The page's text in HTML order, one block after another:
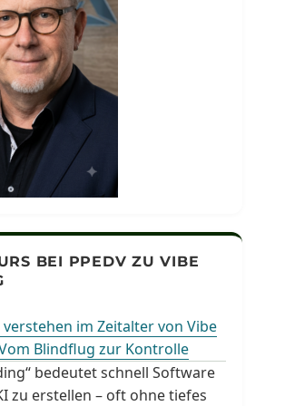
BEI PPEDV ZU VIBE
im Zeitalter von Vibe
Blindflug zur Kontrolle
bedeutet schnell Software
zu erstellen – oft ohne tiefes